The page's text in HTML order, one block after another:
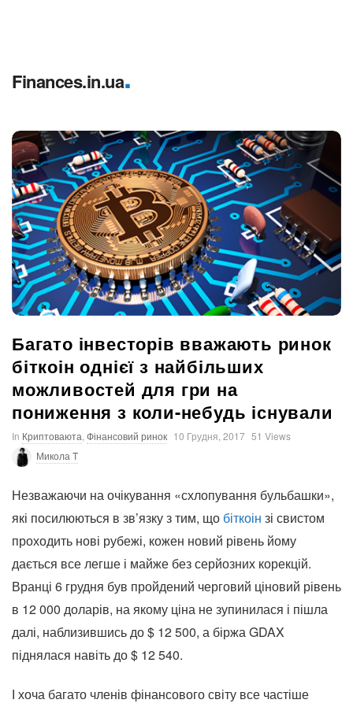
Finances.in.ua.
Багато інвесторів вважають ринок
біткоін однієї з найбільших
можливостей для гри на
пониження з коли-небудь існували
In Криптоваюта Фінансовий ринок 10 Грудня, 2017 51 Views
Микола T
Незважаючи на очікування «схлопування бульбашки»,
які посилюються в зв’язку з тим, що біткоін зі свистом
проходить нові рубежі, кожен новий рівень йому
дається все легше і майже без серйозних корекцій.
Вранці 6 грудня був пройдений черговий ціновий рівень
в 12 000 доларів, на якому ціна не зупинилася і пішла
далі, наблизившись до $ 12 500, а біржа GDAX
піднялася навіть до $ 12 540.
І хоча багато членів фінансового світу все частіше